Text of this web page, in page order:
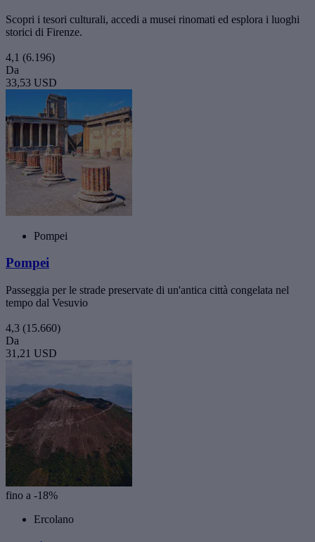
Scopri i tesori culturali, accedi a musei rinomati ed esplora i luoghi
storici di Firenze.
4,1 (6.196)
Da
33,53 USD
Pompei
Pompei
Passeggia per le strade preservate di un'antica città congelata nel
tempo dal Vesuvio
4,3 (15.660)
Da
31,21 USD
fino a -18%
Ercolano